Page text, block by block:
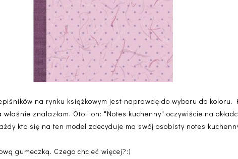
na rynku książkowym jest naprawdę do wyboru do koloru.
znalazłam. Oto i on: "Notes kuchenny" oczywiście na
kto się na ten model zdecyduje ma swój osobisty notes
gumeczką. Czego chcieć więcej?:)